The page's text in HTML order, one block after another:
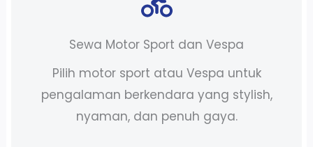
Sewa Motor Sport dan Vespa
Pilih motor sport atau Vespa untuk
pengalaman berkendara yang stylish,
nyaman, dan penuh gaya.